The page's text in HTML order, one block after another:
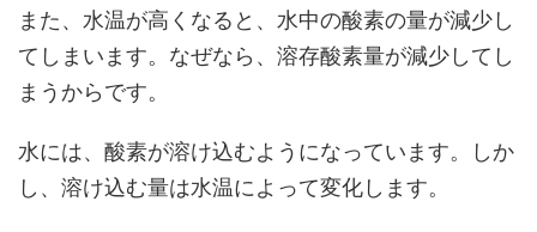
また、水温が高くなると、水中の酸素の量が減少し
てしまいます。なぜなら、溶存酸素量が減少してし
まうからです。
水には、酸素が溶け込むようになっています。しか
し、溶け込む量は水温によって変化します。